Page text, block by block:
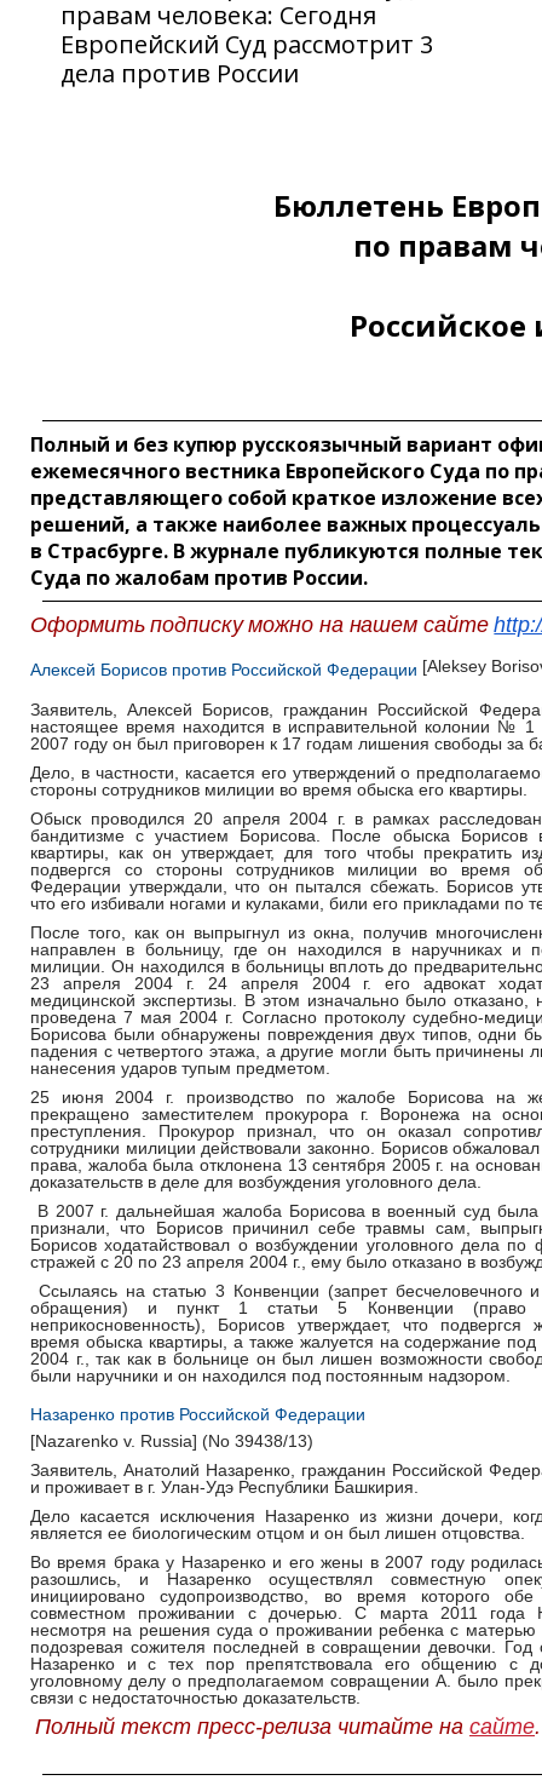
правам человека: Сегодня
Европейский Суд рассмотрит 3
дела против России
Бюллетень
по правам
Полный и без купюр русскоязычный вариант
ежемесячного вестника Европейского Суда по
представляющего собой краткое изложение
решений, а также наиболее важных
в Страсбурге. В журнале публикуются полные
Суда по жалобам против России.
Оформить подписку можно на нашем сайте
Алексей Борисов против Российской Федерации [Aleksey
Заявитель, Алексей Борисов, гражданин Российской
настоящее время находится в исправительной колонии № 1
2007 году он был приговорен к 17 годам лишения свободы за
Дело, в частности, касается его утверждений о
стороны сотрудников милиции во время обыска его квартиры.
Обыск проводился 20 апреля 2004 г. в рамках
бандитизме с участием Борисова. После обыска Борисов
квартиры, как он утверждает, для того чтобы прекратить
подвергся со стороны сотрудников милиции во время
Федерации утверждали, что он пытался сбежать. Борисов
что его избивали ногами и кулаками, били его прикладами по
После того, как он выпрыгнул из окна, получив
направлен в больницу, где он находился в наручниках и
милиции. Он находился в больницы вплоть до
23 апреля 2004 г. 24 апреля 2004 г. его адвокат
медицинской экспертизы. В этом изначально было
проведена 7 мая 2004 г. Согласно протоколу судебно-
Борисова были обнаружены повреждения двух типов, одни
падения с четвертого этажа, а другие могли быть причинены
нанесения ударов тупым предметом.
25 июня 2004 г. производство по жалобе Борисова на
прекращено заместителем прокурора г. Воронежа на
преступления. Прокурор признал, что он оказал
сотрудники милиции действовали законно. Борисов
права, жалоба была отклонена 13 сентября 2005 г. на
доказательств в деле для возбуждения уголовного дела.
В 2007 г. дальнейшая жалоба Борисова в военный суд
признали, что Борисов причинил себе травмы сам,
Борисов ходатайствовал о возбуждении уголовного дела
стражей с 20 по 23 апреля 2004 г., ему было отказано в
Ссылаясь на статью 3 Конвенции (запрет бесчеловечного
обращения) и пункт 1 статьи 5 Конвенции
неприкосновенность), Борисов утверждает, что
время обыска квартиры, а также жалуется на содержание
2004 г., так как в больнице он был лишен возможности
были наручники и он находился под постоянным надзором.
Назаренко против Российской Федерации
[Nazarenko v. Russia] (No 39438/13)
Заявитель, Анатолий Назаренко, гражданин Российской
и проживает в г. Улан-Удэ Республики Башкирия.
Дело касается исключения Назаренко из жизни дочери,
является ее биологическим отцом и он был лишен отцовства.
Во время брака у Назаренко и его жены в 2007 году
разошлись, и Назаренко осуществлял совместную
инициировано судопроизводство, во время которого
совместном проживании с дочерью. С марта 2011 года
несмотря на решения суда о проживании ребенка с матерью
подозревая сожителя последней в совращении девочки. Год
Назаренко и с тех пор препятствовала его общению с
уголовному делу о предполагаемом совращении А. было
связи с недостаточностью доказательств.
Полный текст пресс-релиза читайте на сайте.